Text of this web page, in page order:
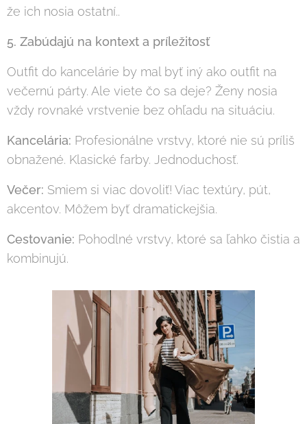
že ich nosia ostatní..
5. Zabúdajú na kontext a príležitosť
Outfit do kancelárie by mal byť iný ako outfit na
večernú párty. Ale viete čo sa deje? Ženy nosia
vždy rovnaké vrstvenie bez ohľadu na situáciu.
Kancelária: Profesionálne vrstvy, ktoré nie sú príliš
obnažené. Klasické farby. Jednoduchosť.
Večer: Smiem si viac dovoliť! Viac textúry, pút,
akcentov. Môžem byť dramatickejšia.
Cestovanie: Pohodlné vrstvy, ktoré sa ľahko čistia a
kombinujú.